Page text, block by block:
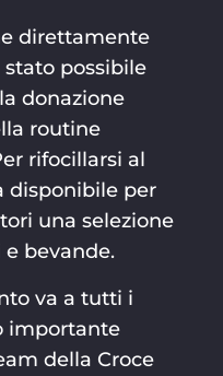
direttamente
stato possibile
donazione
routine
rifocillarsi al
disponibile per
una selezione
bevande.
va a tutti i
importante
della Croce